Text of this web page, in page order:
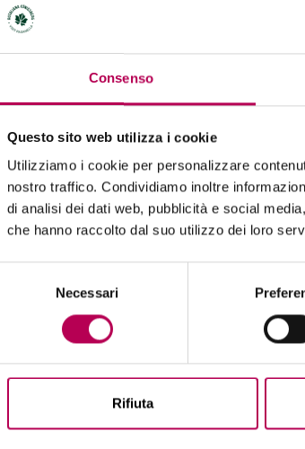
Consenso
Questo sito web utilizza i cookie
Utilizziamo i cookie per personalizzare
nostro traffico. Condividiamo inoltre
di analisi dei dati web, pubblicità e social
che hanno raccolto dal suo utilizzo dei loro
Necessari
Rifiuta
FUNIVIA
La funivia del
di rinnovo
La località
Durata lavori: